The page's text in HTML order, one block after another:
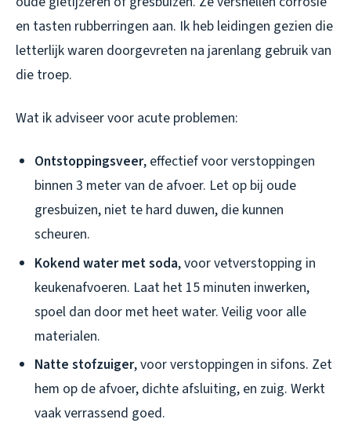
en tasten rubberringen aan. Ik heb leidingen gezien die
letterlijk waren doorgevreten na jarenlang gebruik van
die troep.
Wat ik adviseer voor acute problemen:
Ontstoppingsveer, effectief voor verstoppingen
binnen 3 meter van de afvoer. Let op bij oude
gresbuizen, niet te hard duwen, die kunnen
scheuren.
Kokend water met soda, voor vetverstopping in
keukenafvoeren. Laat het 15 minuten inwerken,
spoel dan door met heet water. Veilig voor alle
materialen.
Natte stofzuiger, voor verstoppingen in sifons. Zet
hem op de afvoer, dichte afsluiting, en zuig. Werkt
vaak verrassend goed.